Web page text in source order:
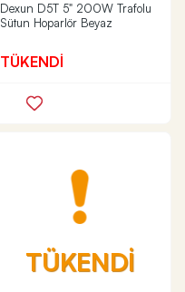
Dexun D5T 5" 200W Trafolu
Sütun Hoparlör Beyaz
TÜKENDİ
TÜKENDİ